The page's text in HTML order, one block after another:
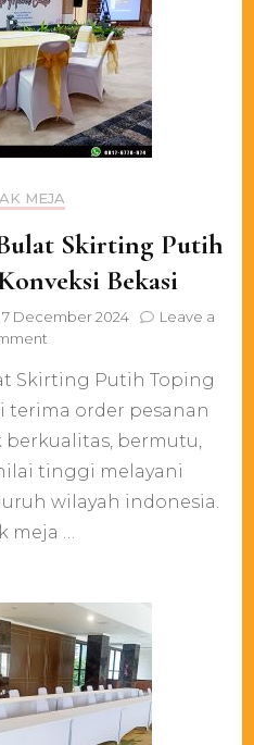
MEJA
Skirting Putih
Bekasi
7 December 2024
Leave a
on
Taplak
Skirting
Putih
Gold
Konveksi
Skirting Putih Toping
terima order pesanan
bermutu,
tinggi melayani
wilayah indonesia.
meja …